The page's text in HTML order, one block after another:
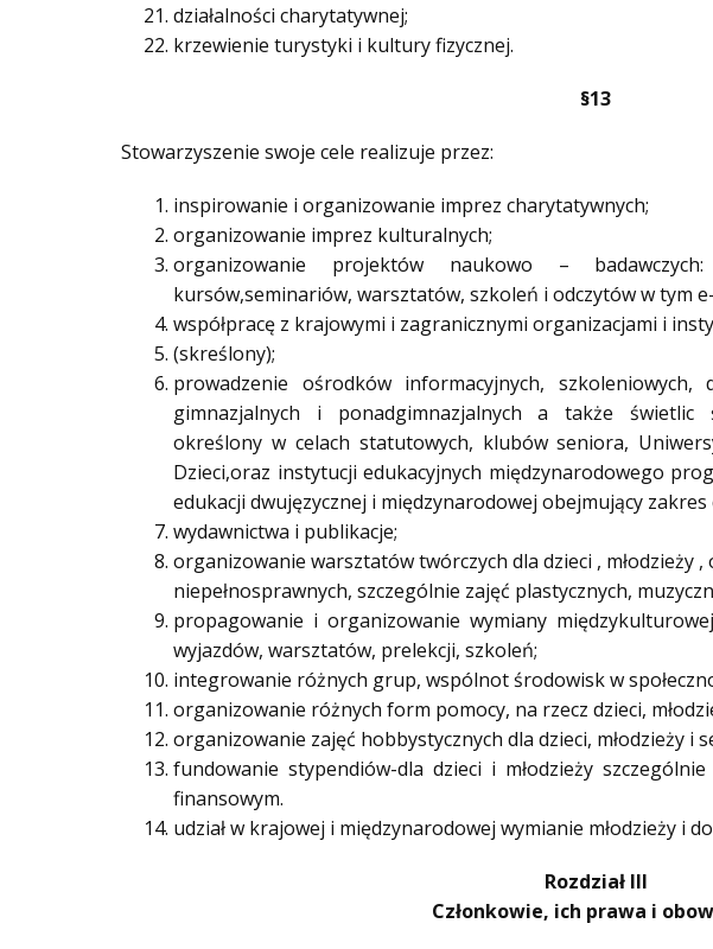
działalności charytatywnej;
krzewienie turystyki i kultury fizycznej.
§13
Stowarzyszenie swoje cele realizuje przez:
inspirowanie i organizowanie imprez charytatywnych;
organizowanie imprez kulturalnych;
organizowanie projektów naukowo –
kursów,seminariów, warsztatów, szkoleń i odczytów w tym
współpracę z krajowymi i zagranicznymi organizacjami i
(skreślony);
prowadzenie ośrodków informacyjnych, szkoleniowych,
gimnazjalnych i ponadgimnazjalnych a także świetlic
określony w celach statutowych, klubów seniora,
Dzieci,oraz instytucji edukacyjnych międzynarodowego
edukacji dwujęzycznej i międzynarodowej obejmujący
wydawnictwa i publikacje;
organizowanie warsztatów twórczych dla dzieci , młodzieży
niepełnosprawnych, szczególnie zajęć plastycznych,
propagowanie i organizowanie wymiany
wyjazdów, warsztatów, prelekcji, szkoleń;
integrowanie różnych grup, wspólnot środowisk w
organizowanie różnych form pomocy, na rzecz dzieci,
organizowanie zajęć hobbystycznych dla dzieci, młodzieży i
fundowanie stypendiów-dla dzieci i młodzieży
finansowym.
udział w krajowej i międzynarodowej wymianie młodzieży i
Rozdział III
Członkowie, ich prawa i